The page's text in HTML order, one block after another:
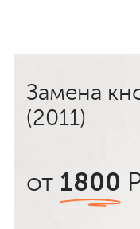
Замена
(2011)
от 1800